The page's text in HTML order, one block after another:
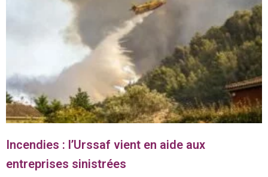
Incendies : l’Urssaf vient en aide aux
entreprises sinistrées